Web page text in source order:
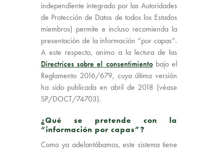
independiente integrado por las Autoridades
de Protección de Datos de todos los Estados
miembros) permite e incluso recomienda la
presentación de la información “por capas”.
A este respecto, animo a la lectura de las
Directrices sobre el consentimientobajo el
Reglamento 2016/679, cuya última versión
ha sido publicada en abril de 2018 (véase
SP/DOCT/74703).
¿Qué se pretende con la
“información por capas”?
Como ya adelantábamos, este sistema tiene